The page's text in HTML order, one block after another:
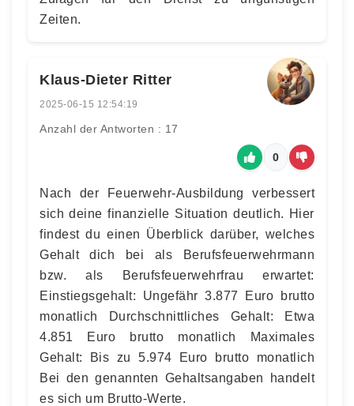
Zeiten.
Klaus-Dieter Ritter
2025-06-15 12:54:19
Anzahl der Antworten : 17
0
Nach der Feuerwehr-Ausbildung verbessert
sich deine finanzielle Situation deutlich. Hier
findest du einen Überblick darüber, welches
Gehalt dich bei als Berufsfeuerwehrmann
bzw. als Berufsfeuerwehrfrau erwartet:
Einstiegsgehalt: Ungefähr 3.877 Euro brutto
monatlich Durchschnittliches Gehalt: Etwa
4.851 Euro brutto monatlich Maximales
Gehalt: Bis zu 5.974 Euro brutto monatlich
Bei den genannten Gehaltsangaben handelt
es sich um Brutto-Werte.